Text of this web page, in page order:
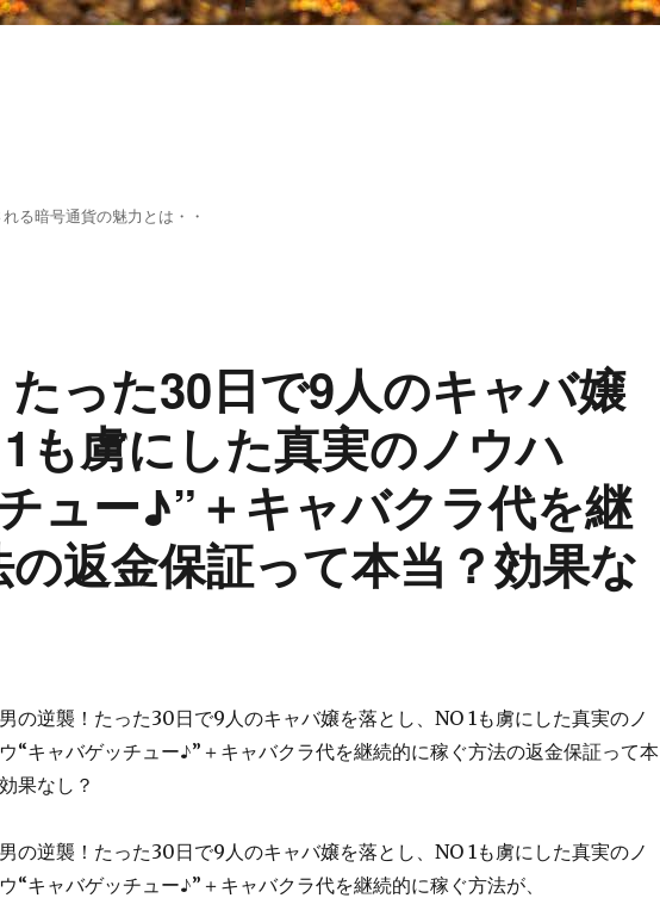
る暗号通貨の魅力とは・・
った30日で9人のキャバ嬢
も虜にした真実のノウハ
ュー♪”＋キャバクラ代を継
返金保証って本当？効果な
の逆襲！たった30日で9人のキャバ嬢を落とし、NO 1も虜にした真実のノ
“キャバゲッチュー♪”＋キャバクラ代を継続的に稼ぐ方法の返金保証って本
果なし？
の逆襲！たった30日で9人のキャバ嬢を落とし、NO 1も虜にした真実のノ
“キャバゲッチュー♪”＋キャバクラ代を継続的に稼ぐ方法が、